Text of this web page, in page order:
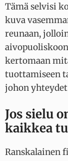
Tämä selvisi
kuva
reunaan,
kertomaan
tuottamiseen
johon
Jos sielu
kaikkea
Ranskalainen